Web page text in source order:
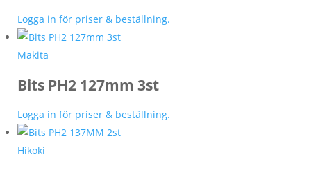
Logga in för priser & beställning.
Makita
Bits PH2 127mm 3st
Logga in för priser & beställning.
Hikoki